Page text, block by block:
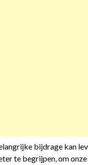
bijdrage kan
te begrijpen, om